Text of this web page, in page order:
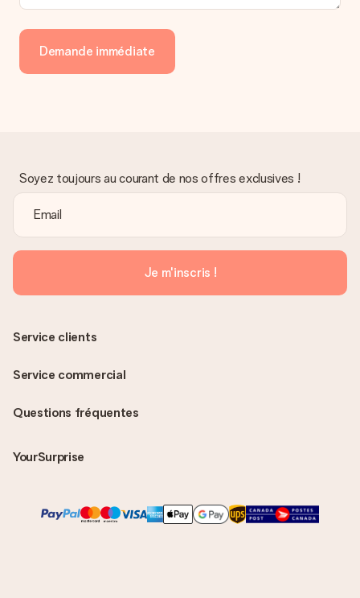
Demande immédiate
Soyez toujours au courant de nos offres exclusives !
Je m'inscris !
Questions fréquentes
YourSurprise
Service clients
Service commercial